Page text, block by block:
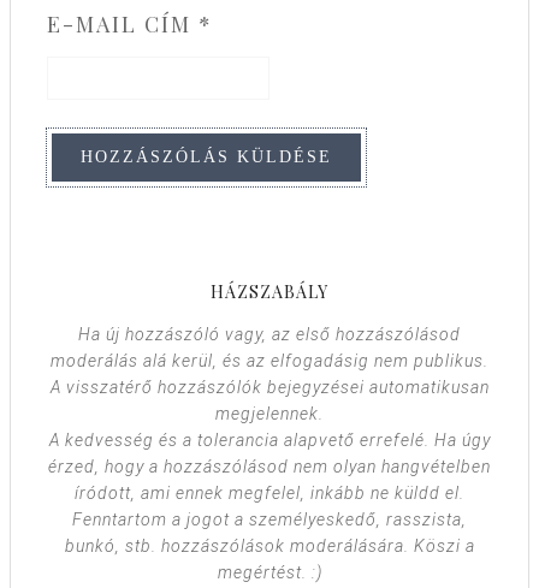
E-MAIL CÍM *
HÁZSZABÁLY
Ha új hozzászóló vagy, az első hozzászólásod
moderálás alá kerül, és az elfogadásig nem publikus.
A visszatérő hozzászólók bejegyzései automatikusan
megjelennek.
A kedvesség és a tolerancia alapvető errefelé. Ha úgy
érzed, hogy a hozzászólásod nem olyan hangvételben
íródott, ami ennek megfelel, inkább ne küldd el.
Fenntartom a jogot a személyeskedő, rasszista,
bunkó, stb. hozzászólások moderálására. Köszi a
megértést. :)